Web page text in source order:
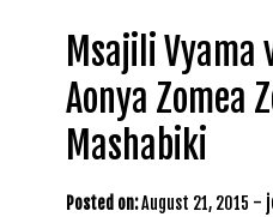
Msajili Vyama
Aonya Zomea
Mashabiki
Posted on:August 21, 2015 -